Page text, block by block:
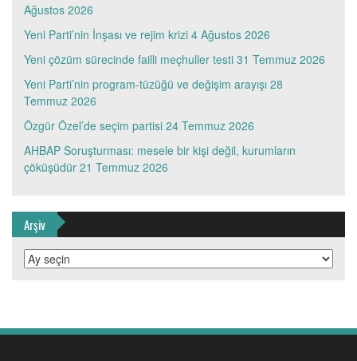
Ağustos 2026
Yeni Parti’nin İnşası ve rejim krizi 4 Ağustos 2026
Yeni çözüm sürecinde failli meçhuller testi 31 Temmuz 2026
Yeni Parti’nin program-tüzüğü ve değişim arayışı 28
Temmuz 2026
Özgür Özel’de seçim partisi 24 Temmuz 2026
AHBAP Soruşturması: mesele bir kişi değil, kurumların
çöküşüdür 21 Temmuz 2026
Arşiv
Arşiv